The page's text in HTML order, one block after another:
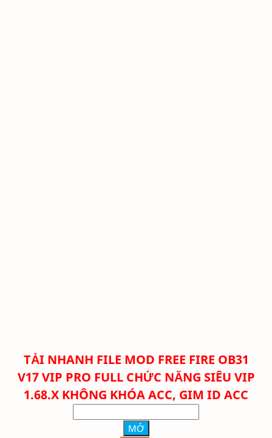
TẢI NHANH FILE MOD FREE FIRE OB31
V17 VIP PRO FULL CHỨC NĂNG SIÊU VIP
1.68.X KHÔNG KHÓA ACC, GIM ID ACC
MỞ